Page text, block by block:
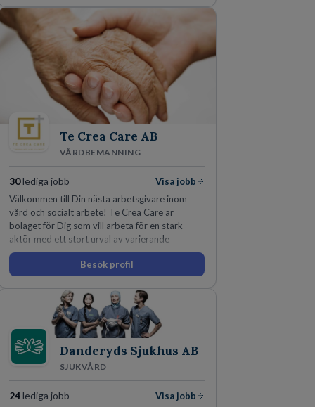
medarbetare gör att utvecklingen hos oss går i
snabb takt. Här hittar du en av landets mest
spännande arbetsplatser!
Te Crea Care AB
VÅRDBEMANNING
30lediga jobb
Visa jobb
Välkommen till Din nästa arbetsgivare inom
vård och socialt arbete! Te Crea Care är
bolaget för Dig som vill arbeta för en stark
aktör med ett stort urval av varierande
uppdrag i hela Sverige både inom den privata
som offentliga sektorn.Besök profil
Danderyds Sjukhus AB
SJUKVÅRD
24lediga jobb
Visa jobb